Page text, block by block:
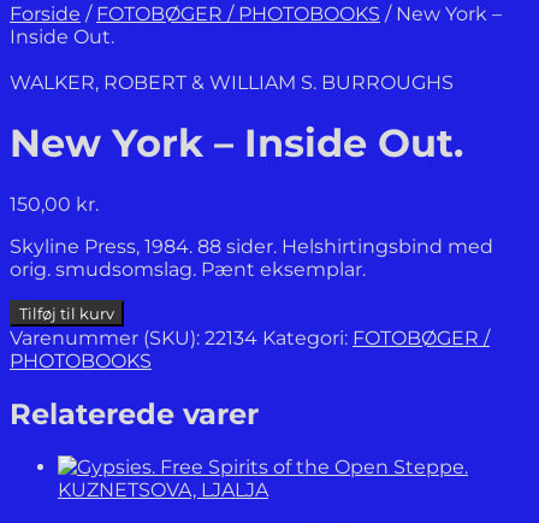
Forside / FOTOBØGER / PHOTOBOOKS / New York –
Inside Out.
WALKER, ROBERT & WILLIAM S. BURROUGHS
New York – Inside Out.
150,00 kr.
Skyline Press, 1984. 88 sider. Helshirtingsbind med
orig. smudsomslag. Pænt eksemplar.
New
York
–
Out.
antal
Tilføj til kurv
Varenummer (SKU): 22134 Kategori: FOTOBØGER /
PHOTOBOOKS
Relaterede varer
KUZNETSOVA, LJALJA